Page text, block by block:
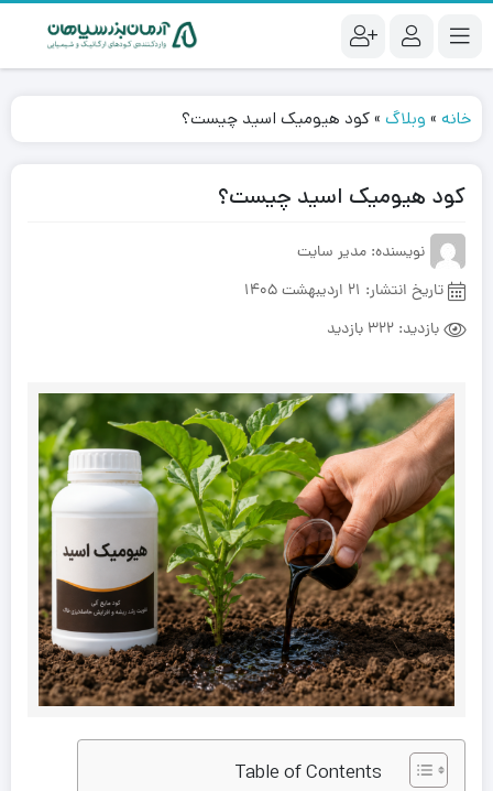
خانه » وبلاگ »کود هیومیک اسید چیست؟
کود هیومیک اسید چیست؟
نویسنده: مدیر سایت
تاریخ انتشار: 21 اردیبهشت 1405
بازدید: 322 بازدید
Table of Contents